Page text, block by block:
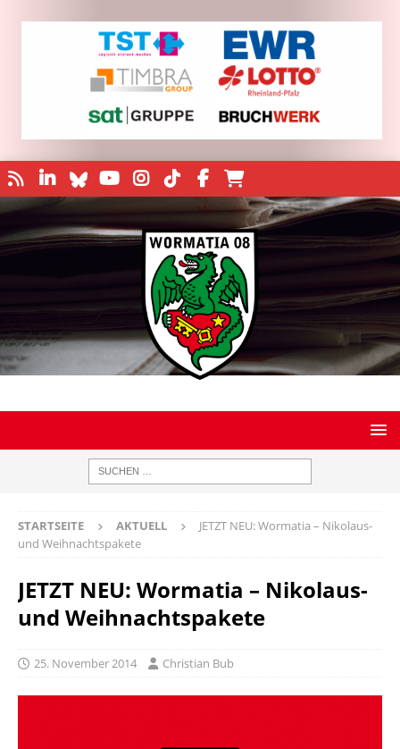
STARTSEITE AKTUELL
JETZT NEU: Wormatia – Nikolaus-
und Weihnachtspakete
JETZT NEU: Wormatia – Nikolaus-
und Weihnachtspakete
25. November 2014 Christian Bub